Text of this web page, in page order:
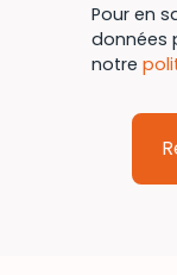
Pour en
données
notre